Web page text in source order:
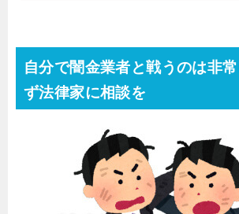
自分で闇金業者と戦うのは非
ず法律家に相談を